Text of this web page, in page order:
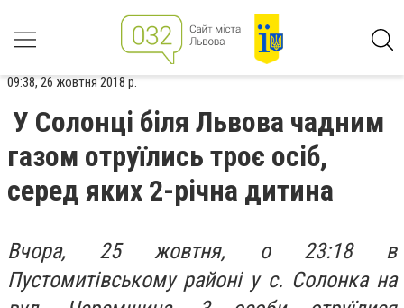
09:38, 26 жовтня 2018 р.
У Солонці біля Львова чадним
газом отруїлись троє осіб,
серед яких 2-річна дитина
Вчора, 25 жовтня, о 23:18 в
Пустомитівському районі у с. Солонка на